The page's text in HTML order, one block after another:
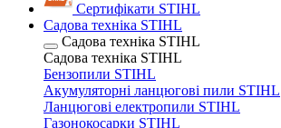
Сертифікати STIHL
Садова техніка STIHL
Садова техніка STIHL
Садова техніка STIHL
Бензопили STIHL
Акумуляторні ланцюгові пили STIHL
Ланцюгові електропили STIHL
Газонокосарки STIHL